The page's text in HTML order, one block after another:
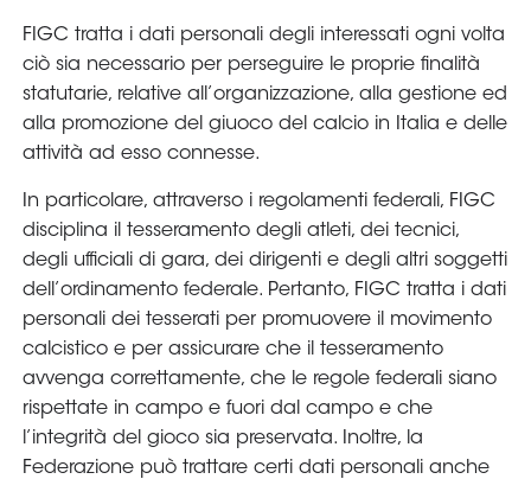
FIGC tratta i dati personali degli interessati ogni volta
ciò sia necessario per perseguire le proprie finalità
statutarie, relative all’organizzazione, alla gestione ed
alla promozione del giuoco del calcio in Italia e delle
attività ad esso connesse.
In particolare, attraverso i regolamenti federali, FIGC
disciplina il tesseramento degli atleti, dei tecnici,
degli ufficiali di gara, dei dirigenti e degli altri soggetti
dell’ordinamento federale. Pertanto, FIGC tratta i dati
personali dei tesserati per promuovere il movimento
calcistico e per assicurare che il tesseramento
avvenga correttamente, che le regole federali siano
rispettate in campo e fuori dal campo e che
l’integrità del gioco sia preservata. Inoltre, la
Federazione può trattare certi dati personali anche